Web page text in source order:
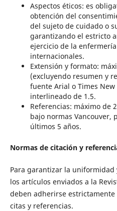
Aspectos éticos: es
obtención del
del sujeto de cuidado o
garantizando el estricto
ejercicio de la
internacionales.
Extensión y formato:
(excluyendo resumen y
fuente Arial o Times
interlineado de 1.5.
Referencias: máximo de
bajo normas
últimos 5 años.
Normas de citación y
Para garantizar la uniformidad
los artículos enviados a la
deben adherirse estrictamente
citas y referencias.